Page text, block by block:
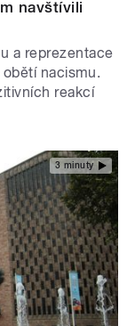
navštívili
a reprezentace
nacismu.
reakcí
3 minuty